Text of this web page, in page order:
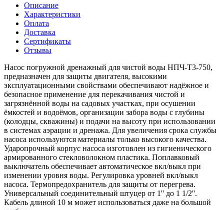
Описание
Характеристики
Оплата
Доставка
Сертификаты
Отзывы
Насос погружной дренажный для чистой воды НПЧ-Т3-750,
предназначен для защиты двигателя, высокими
эксплуатационными свойствами обеспечивают надёжное и
безопасное применение для перекачивания чистой и
загрязнённой воды на садовых участках, при осушении
ёмкостей и водоёмов, организации забора воды с глубины
(колодцы, скважины) и подачи на высоту при использовании
в системах аэрации и дренажа. Для увеличения срока службы
насоса используются материалы только высокого качества.
Ударопрочный корпус насоса изготовлен из гигиенического
армированного стекловолокном пластика. Поплавковый
выключатель обеспечивает автоматическое вкл/выкл при
изменении уровня воды. Регулировка уровней вкл/выкл
насоса. Термопредохранитель для защиты от перегрева.
Универсальный соединительный штуцер от 1'' до 1 1/2''.
Кабель длиной 10 м может использоваться даже на большой